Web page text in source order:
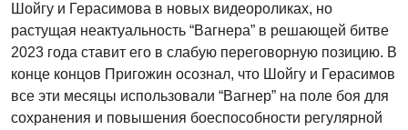
Шойгу и Герасимова в новых видеороликах, но
растущая неактуальность “Вагнера” в решающей битве
2023 года ставит его в слабую переговорную позицию. В
конце концов Пригожин осознал, что Шойгу и Герасимов
все эти месяцы использовали “Вагнер” на поле боя для
сохранения и повышения боеспособности регулярной